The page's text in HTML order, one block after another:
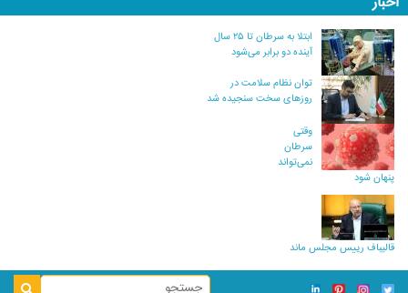
ابتلا به سرطان تا ۲۵ سال
آینده دو برابر می‌شود
توان نظام سلامت در
روزهای سخت سنجیده شد
وقتی
سرطان
نمی‌تواند
پنهان شود
قالیباف رییس مجلس ماند